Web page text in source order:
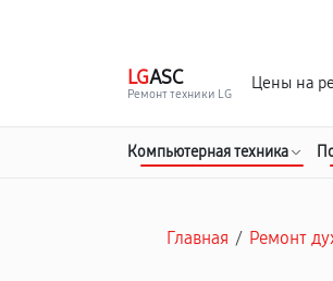
LGASC
Ремонт техники LG
Цены на
Компьютерная техника
Главная / Ремонт